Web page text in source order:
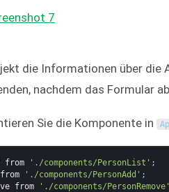
die Informationen über die
nachdem das Formular
Sie die Komponente in
from './components/PersonList' ;
from './components/PersonAdd' ;
from './components/